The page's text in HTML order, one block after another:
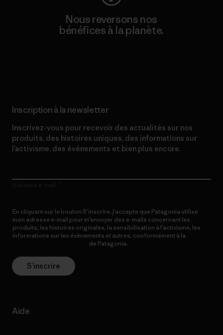
Nous reversons nos
bénéfices à la planète.
Inscription à la newsletter
Inscrivez-vous pour recevoir des actualités sur nos
produits, des histoires uniques, des informations sur
l’activisme, des événements et bien plus encore.
En cliquant sur le bouton S’inscrire, j’accepte que Patagonia utilise
mon adresse e-mail pour m’envoyer des e-mails concernant les
produits, les histoires originales, la sensibilisation à l’activisme, les
informations sur les événements et autres, conformément à la
de Patagonia.
S’inscrire
Aide